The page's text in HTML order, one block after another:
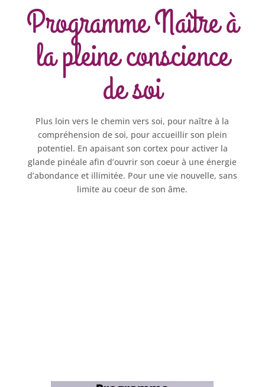
Programme Naître à
la pleine conscience
de soi
Plus loin vers le chemin vers soi, pour naître à la
compréhension de soi, pour accueillir son plein
potentiel. En apaisant son cortex pour activer la
glande pinéale afin d’ouvrir son coeur à une énergie
d’abondance et illimitée. Pour une vie nouvelle, sans
limite au coeur de son âme.